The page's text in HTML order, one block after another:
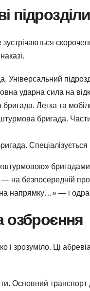
Універсальний
ударна сила на
Легка та
бригада.
Спеціалізується
— на безпосередній
напрямку…» — і
озброєння
і зрозуміло. Ці
Основний транспорт